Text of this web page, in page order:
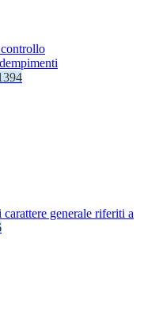
generale riferiti a